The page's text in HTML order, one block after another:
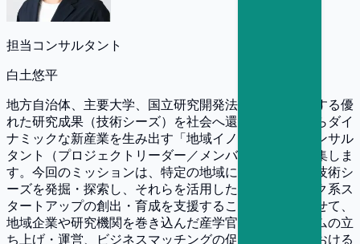
担当コンサルタント
白土悠平
地方自治体、主要大学、国立研究開発法人などが保有する優
れた研究成果（技術シーズ）を社会へ還元し、地方からダイ
ナミックな新産業を生み出す「地域イノベーションコンサル
タント（プロジェクトリーダー／メンバー層）」を募集しま
す。今回のミッションは、特定の地域に眠る最先端の技術シ
ーズを発掘・探索し、それらを活用したディープテック系ス
タートアップの創出・育成を支援することです。あわせて、
地域企業や研究機関を巻き込んだ産学官コンソーシアムの立
ち上げ・運営、ビジネスマッチングの促進、大学等における